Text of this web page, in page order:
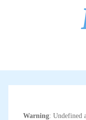
Warning: Undefined